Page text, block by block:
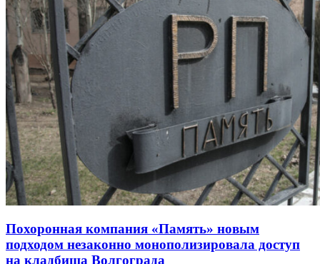
Похоронная компания «Память» новым
подходом незаконно монополизировала доступ
на кладбища Волгограда